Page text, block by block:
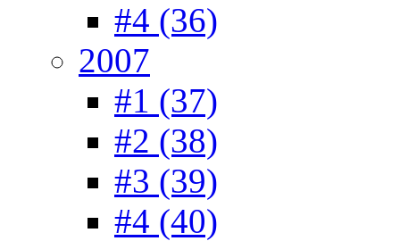
#4 (36)
2007
#1 (37)
#2 (38)
#3 (39)
#4 (40)